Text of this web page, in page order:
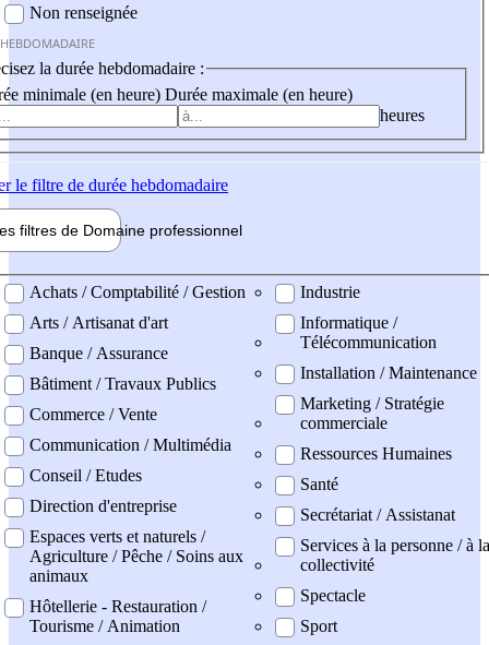
Non renseignée
la durée hebdomadaire :
minimale (en heure) Durée maximale (en heure)
heures
le filtre de durée hebdomadaire
filtres de Domaine professionnel
professionel
Achats / Comptabilité / Gestion
Arts / Artisanat d'art
Banque / Assurance
Bâtiment / Travaux Publics
Commerce / Vente
Communication / Multimédia
Conseil / Etudes
Direction d'entreprise
Espaces verts et naturels /
Agriculture / Pêche / Soins aux
animaux
Hôtellerie - Restauration /
Tourisme / Animation
Industrie
Informatique /
Télécommunication
Installation / Maintenance
Marketing / Stratégie
commerciale
Ressources Humaines
Santé
Secrétariat / Assistanat
Services à la personne / à la
collectivité
Spectacle
Sport